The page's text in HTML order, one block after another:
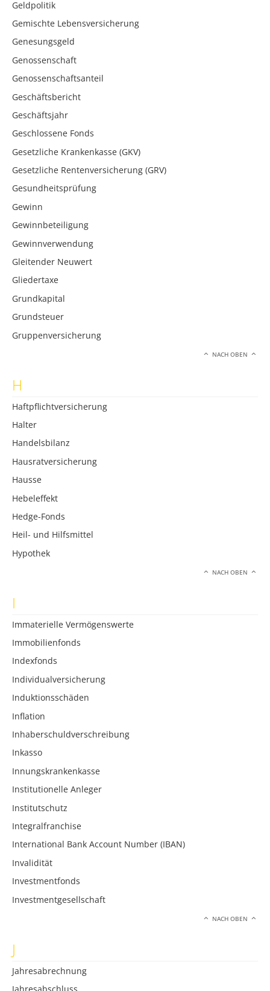
Geldpolitik
Gemischte Lebensversicherung
Genesungsgeld
Genossenschaft
Genossenschaftsanteil
Geschäftsbericht
Geschäftsjahr
Geschlossene Fonds
Gesetzliche Krankenkasse (GKV)
Gesetzliche Rentenversicherung (GRV)
Gesundheitsprüfung
Gewinn
Gewinnbeteiligung
Gewinnverwendung
Gleitender Neuwert
Gliedertaxe
Grundkapital
Grundsteuer
Gruppenversicherung
NACH OBEN
H
Haftpflichtversicherung
Halter
Handelsbilanz
Hausratversicherung
Hausse
Hebeleffekt
Hedge-Fonds
Heil- und Hilfsmittel
Hypothek
NACH OBEN
I
Immaterielle Vermögenswerte
Immobilienfonds
Indexfonds
Individualversicherung
Induktionsschäden
Inflation
Inhaberschuldverschreibung
Inkasso
Innungskrankenkasse
Institutionelle Anleger
Institutschutz
Integralfranchise
International Bank Account Number (IBAN)
Invalidität
Investmentfonds
Investmentgesellschaft
NACH OBEN
J
Jahresabrechnung